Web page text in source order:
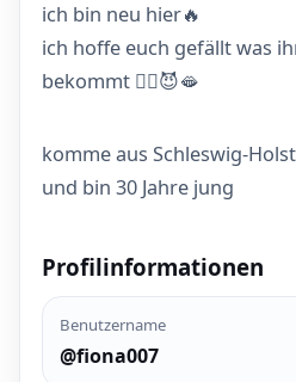
ich bin neu hier🔥
ich hoffe euch gefällt was
bekommt 😮‍💨😈🫦
komme aus Schleswig-
und bin 30 Jahre jung
Profilinformationen
Benutzername
@fiona007